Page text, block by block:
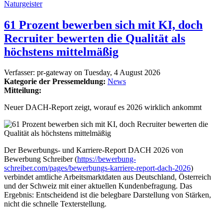
Naturgeister
61 Prozent bewerben sich mit KI, doch
Recruiter bewerten die Qualität als
höchstens mittelmäßig
Verfasser: pr-gateway on Tuesday, 4 August 2026
Kategorie der Pressemeldung: News
Mitteilung:
Neuer DACH-Report zeigt, worauf es 2026 wirklich ankommt
Der Bewerbungs- und Karriere-Report DACH 2026 von
Bewerbung Schreiber (https://bewerbung-
schreiber.com/pages/bewerbungs-karriere-report-dach-2026)
verbindet amtliche Arbeitsmarktdaten aus Deutschland, Österreich
und der Schweiz mit einer aktuellen Kundenbefragung. Das
Ergebnis: Entscheidend ist die belegbare Darstellung von Stärken,
nicht die schnelle Texterstellung.